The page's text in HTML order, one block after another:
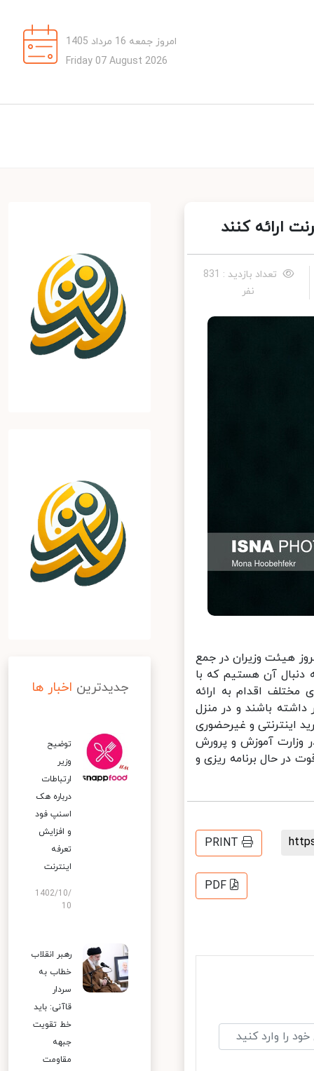
امروز جمعه 16 مرداد 1405
Friday 07 August 2026
ارائه کنند
تعداد بازدید : 831
نفر
هیئت وزیران در جمع
آن هستیم که با
اقدام به ارائه
باشند و در منزل
اینترنتی و غیرحضوری
آموزش و پرورش
در حال برنامه ریزی و
PRINT
PDF
جدیدترین اخبار ها
توضیح
وزیر
ارتباطات
درباره هک
اسنپ‌ فود
و افزایش
تعرفه
اینترنت
1402/10/
10
رهبر انقلاب
خطاب به
سردار
قاآنی: باید
خط تقویت
جبهه
مقاومت